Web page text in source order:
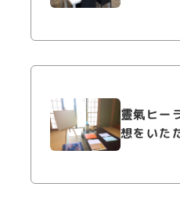
靈氣ヒー
想をいた